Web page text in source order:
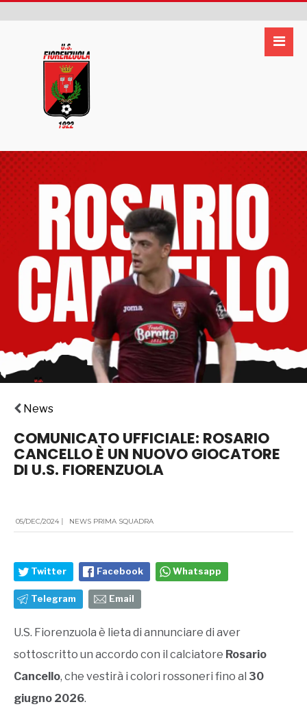
News
COMUNICATO UFFICIALE: ROSARIO
CANCELLO È UN NUOVO GIOCATORE
DI U.S. FIORENZUOLA
05/DEC/2024 | NEWS PRIMA SQUADRA
Twitter Facebook Whatsapp
Telegram Email
U.S. Fiorenzuola è lieta di annunciare di aver
sottoscritto un accordo con il calciatore Rosario
Cancello, che vestirà i colori rossoneri fino al 30
giugno 2026.